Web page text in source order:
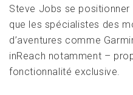
Steve Jobs se positionner
que les spécialistes des
d’aventures comme
inReach notamment –
fonctionnalité exclusive.